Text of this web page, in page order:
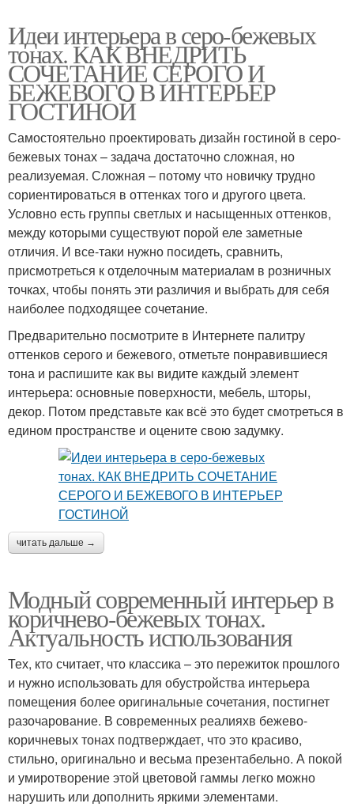
Идеи интерьера в серо-бежевых
тонах. КАК ВНЕДРИТЬ
СОЧЕТАНИЕ СЕРОГО И
БЕЖЕВОГО В ИНТЕРЬЕР
ГОСТИНОЙ
Самостоятельно проектировать дизайн гостиной в серо-
бежевых тонах – задача достаточно сложная, но
реализуемая. Сложная – потому что новичку трудно
сориентироваться в оттенках того и другого цвета.
Условно есть группы светлых и насыщенных оттенков,
между которыми существуют порой еле заметные
отличия. И все-таки нужно посидеть, сравнить,
присмотреться к отделочным материалам в розничных
точках, чтобы понять эти различия и выбрать для себя
наиболее подходящее сочетание.
Предварительно посмотрите в Интернете палитру
оттенков серого и бежевого, отметьте понравившиеся
тона и распишите как вы видите каждый элемент
интерьера: основные поверхности, мебель, шторы,
декор. Потом представьте как всё это будет смотреться в
едином пространстве и оцените свою задумку.
читать дальше →
Модный современный интерьер в
коричнево-бежевых тонах.
Актуальность использования
Тех, кто считает, что классика – это пережиток прошлого
и нужно использовать для обустройства интерьера
помещения более оригинальные сочетания, постигнет
разочарование. В современных реалияхв бежево-
коричневых тонах подтверждает, что это красиво,
стильно, оригинально и весьма презентабельно. А покой
и умиротворение этой цветовой гаммы легко можно
нарушить или дополнить яркими элементами.